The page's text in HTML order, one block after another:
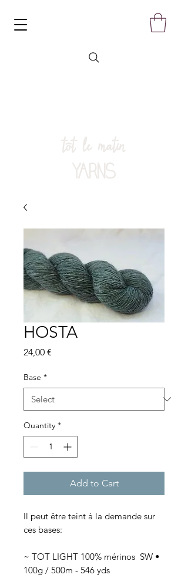
tôt le matin
YARNS
HOSTA
24,00 €
Base *
Quantity *
Add to Cart
Il peut être teint à la demande sur
ces bases:
~ TOT LIGHT 100% mérinos SW •
100g / 500m - 546 yds